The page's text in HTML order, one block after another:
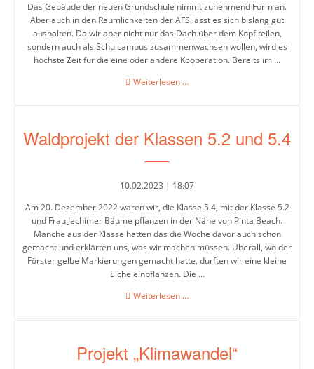
Das Gebäude der neuen Grundschule nimmt zunehmend Form an.
Aber auch in den Räumlichkeiten der AFS lässt es sich bislang gut
aushalten. Da wir aber nicht nur das Dach über dem Kopf teilen,
sondern auch als Schulcampus zusammenwachsen wollen, wird es
höchste Zeit für die eine oder andere Kooperation. Bereits im ...
Weiterlesen …Lesepatenschaften
wachsen
zusammen
Waldprojekt der Klassen 5.2 und 5.4
10.02.2023 | 18:07
Am 20. Dezember 2022 waren wir, die Klasse 5.4, mit der Klasse 5.2
und Frau Jechimer Bäume pflanzen in der Nähe von Pinta Beach.
Manche aus der Klasse hatten das die Woche davor auch schon
gemacht und erklärten uns, was wir machen müssen. Überall, wo der
Förster gelbe Markierungen gemacht hatte, durften wir eine kleine
Eiche einpflanzen. Die ...
Weiterlesen …Waldprojekt
und
5.4
Projekt „Klimawandel“